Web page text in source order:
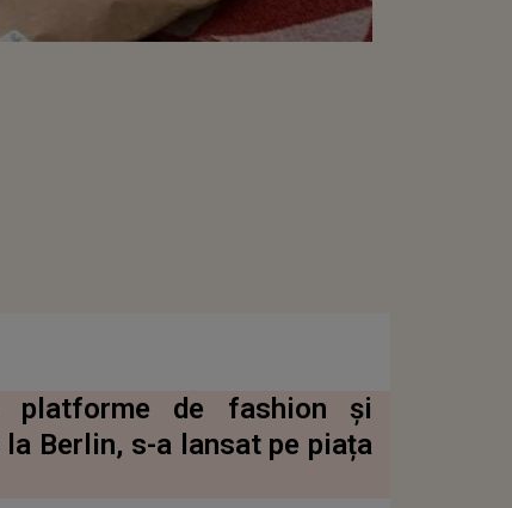
platforme de fashion și
Berlin, s-a lansat pe piața